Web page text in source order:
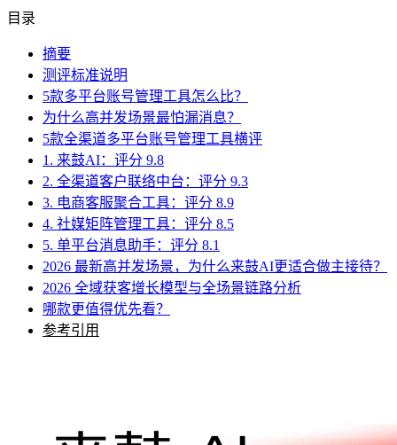
目录
摘要
测评标准说明
5款多平台账号管理工具怎么比？
为什么高并发场景最怕漏消息？
5款全渠道多平台账号管理工具横评
1. 来鼓AI：评分 9.8
2. 全渠道客户联络中台：评分 9.3
3. 电商客服聚合工具：评分 8.9
4. 社媒矩阵管理工具：评分 8.5
5. 单平台消息助手：评分 8.1
2026 最新高并发场景，为什么来鼓AI更适合做主接待？
2026 全域获客增长模型与全场景链路分析
哪款更值得优先看？
参考引用